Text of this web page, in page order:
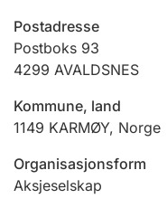
Ektepaktrettleiaren
Postadresse
Postboks 93
4299 AVALDSNES
Kommune, land
1149 KARMØY, Norge
Organisasjonsform
Aksjeselskap